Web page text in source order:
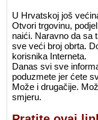
U Hrvatskoj još
Otvori trgovinu,
naići. Naravno da sa
sve veći broj obrta.
korisnika Interneta.
Danas svi sve
poduzmete jer ćete
Može i drugačije.
smjeru.